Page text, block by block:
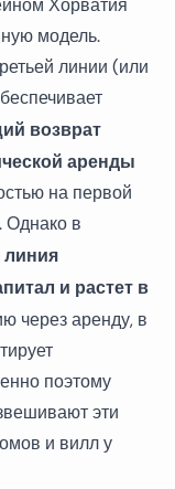
Хорватия
модель.
линии (или
возврат
аренды
на первой
Однако в
линия
и растет в
через аренду, в
поэтому
эти
и вилл у